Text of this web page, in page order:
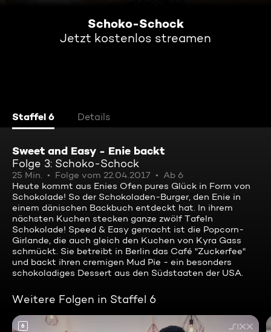
Schoko-Schock
Jetzt kostenlos streamen
Staffel 6 Details
Sweet and Easy - Enie backt
Folge 3: Schoko-Schock
25 Min. Folge vom 22.04.2017
Ab 6
Heute kommt aus Enies Ofen pures Glück in Form von
Schokolade! So der Schokoladen-Burger, den Enie in
einem dänischen Backbuch entdeckt hat. In ihrem
nächsten Kuchen stecken ganze zwölf Tafeln
Schokolade! Speed & Easy gemacht ist die Popcorn-
Girlande, die auch gleich den Kuchen von Kyra Gass
schmückt. Sie betreibt in Berlin das Café "Zuckerfee"
und backt ihren cremigen Mud Pie - ein besonders
schokoladiges Dessert aus den Südstaaten der USA.
Weitere Folgen in Staffel 6
6